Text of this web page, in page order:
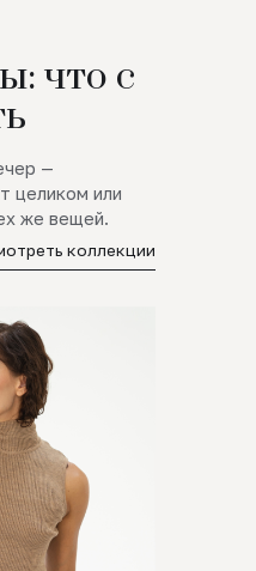
что с
—
целиком или
же вещей.
коллекции